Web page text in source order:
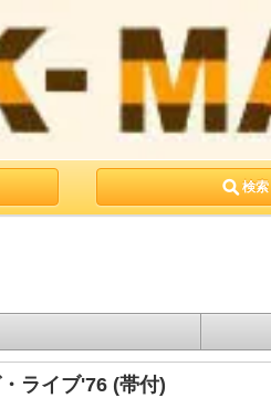
検索
ライブ'76 (帯付)